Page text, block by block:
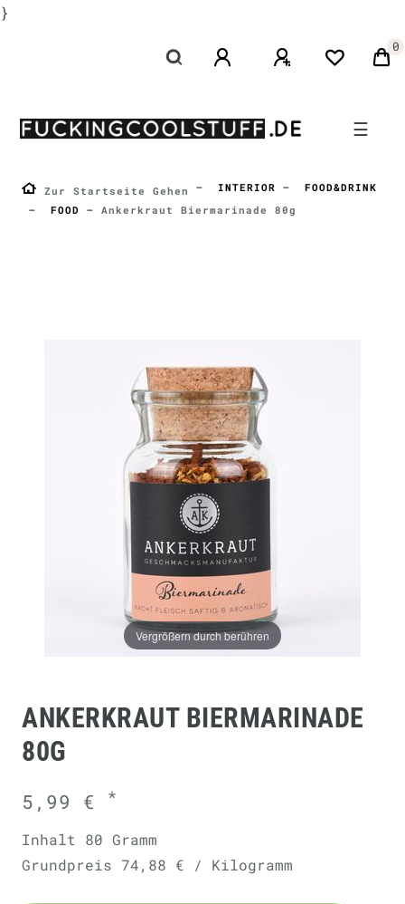
}
0
☰
Zur Startseite Gehen INTERIOR
FOOD&DRINK
FOOD
Ankerkraut Biermarinade 80g
Vergrößern durch berühren
ANKERKRAUT BIERMARINADE
80G
5,99 € *
Inhalt 80 Gramm
Grundpreis 74,88 € / Kilogramm